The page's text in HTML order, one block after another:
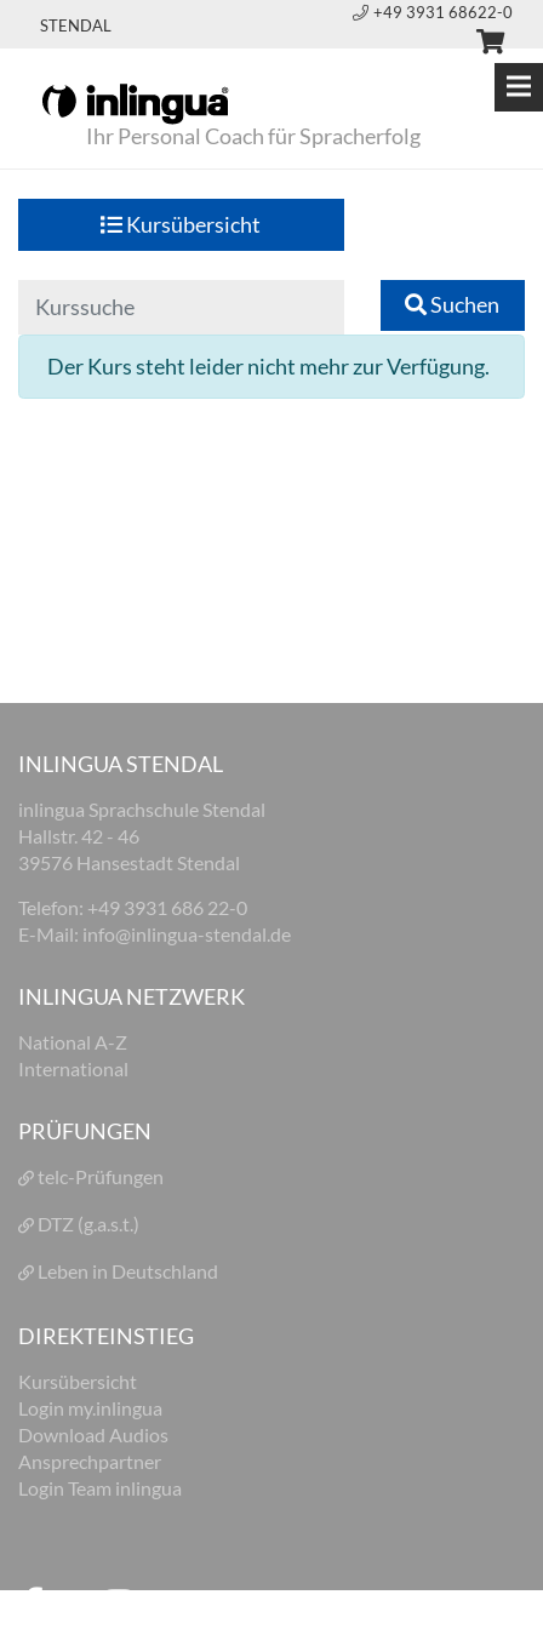
STENDAL
+49 3931 68622-0
Ihr Personal Coach für Spracherfolg
Kursübersicht
Suchen
Der Kurs steht leider nicht mehr zur Verfügung.
INLINGUA STENDAL
inlingua Sprachschule Stendal
Hallstr. 42 - 46
39576 Hansestadt Stendal
Telefon: +49 3931 686 22-0
E-Mail: info@inlingua-stendal.de
INLINGUA NETZWERK
National A-Z
International
PRÜFUNGEN
telc-Prüfungen
DTZ (g.a.s.t.)
Leben in Deutschland
DIREKTEINSTIEG
Kursübersicht
Login my.inlingua
Download Audios
Ansprechpartner
Login Team inlingua